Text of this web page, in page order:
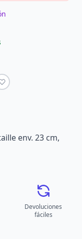
env. 23 cm,
Devoluciones
fáciles